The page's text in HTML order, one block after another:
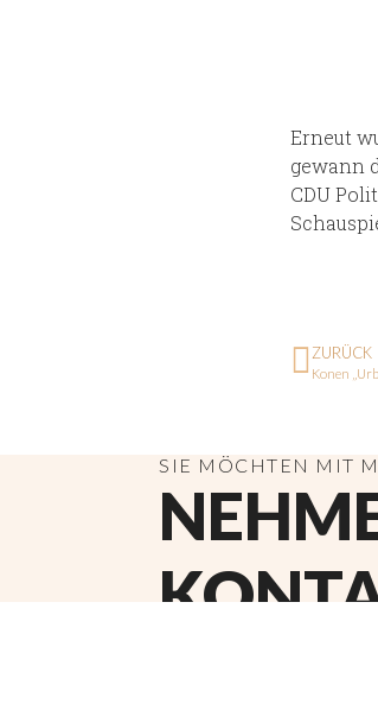
Erneut
gewann
CDU
ZURÜCK
Konen
SIE MÖCHTEN MIT